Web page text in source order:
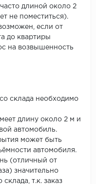
длиной около 2
не поместиться).
если от
до квартиры
на возвышенность
склада необходимо
длину около 2 м и
автомобиль.
может быть
автомобиля.
(отличный от
значительно
т.к. заказ